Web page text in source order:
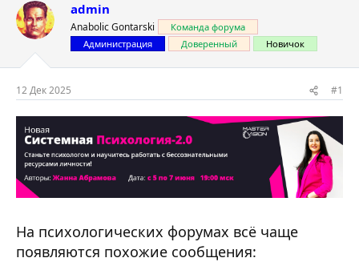
о
р
т
м
ы
а
н
а
ч
а
а
admin
Anabolic Gontarski
Команда форума
Администрация
Доверенный Новичок
12 Дек 2025 #1
На психологических форумах всё чаще
появляются похожие сообщения: